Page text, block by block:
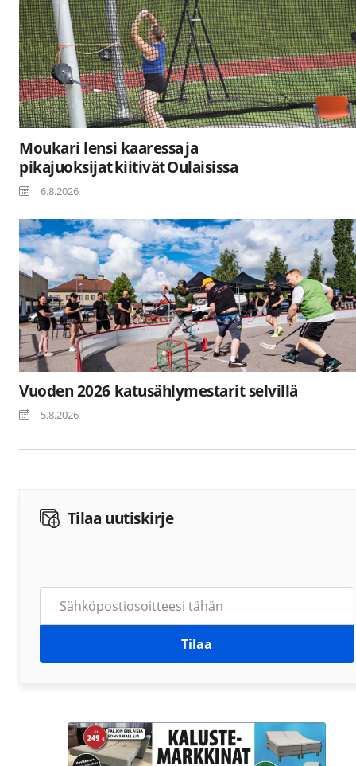
Moukari lensi kaaressa ja
pikajuoksijat kiitivät Oulaisissa
6.8.2026
Vuoden 2026 katusählymestarit selvillä
5.8.2026
Tilaa uutiskirje
Tilaa